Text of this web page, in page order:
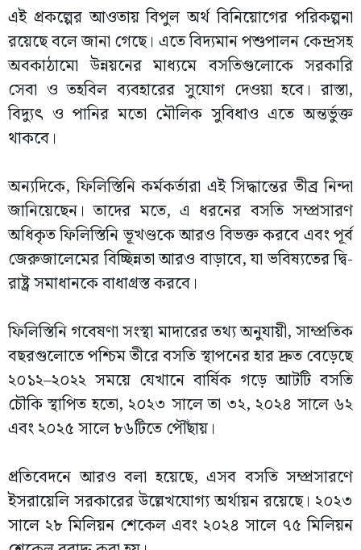
এই প্রকল্পের আওতায় বিপুল অর্থ বিনিয়োগের পরিকল্পনা
রয়েছে বলে জানা গেছে। এতে বিদ্যমান পশুপালন কেন্দ্রসহ
অবকাঠামো উন্নয়নের মাধ্যমে বসতিগুলোকে সরকারি
সেবা ও তহবিল ব্যবহারের সুযোগ দেওয়া হবে। রাস্তা,
বিদ্যুৎ ও পানির মতো মৌলিক সুবিধাও এতে অন্তর্ভুক্ত
থাকবে।
অন্যদিকে, ফিলিস্তিনি কর্মকর্তারা এই সিদ্ধান্তের তীব্র নিন্দা
জানিয়েছেন। তাদের মতে, এ ধরনের বসতি সম্প্রসারণ
অধিকৃত ফিলিস্তিনি ভূখণ্ডকে আরও বিভক্ত করবে এবং পূর্ব
জেরুজালেমের বিচ্ছিন্নতা আরও বাড়াবে, যা ভবিষ্যতের দ্বি-
রাষ্ট্র সমাধানকে বাধাগ্রস্ত করবে।
ফিলিস্তিনি গবেষণা সংস্থা মাদারের তথ্য অনুযায়ী, সাম্প্রতিক
বছরগুলোতে পশ্চিম তীরে বসতি স্থাপনের হার দ্রুত বেড়েছে
২০১২–২০২২ সময়ে যেখানে বার্ষিক গড়ে আটটি বসতি
চৌকি স্থাপিত হতো, ২০২৩ সালে তা ৩২, ২০২৪ সালে ৬২
এবং ২০২৫ সালে ৮৬টিতে পৌঁছায়।
প্রতিবেদনে আরও বলা হয়েছে, এসব বসতি সম্প্রসারণে
ইসরায়েলি সরকারের উল্লেখযোগ্য অর্থায়ন রয়েছে। ২০২৩
সালে ২৮ মিলিয়ন শেকেল এবং ২০২৪ সালে ৭৫ মিলিয়ন